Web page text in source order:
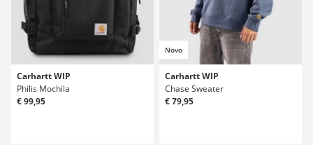
Carhartt WIP
Philis Mochila
€ 99,95
Novo
Carhartt WIP
Chase Sweater
€ 79,95